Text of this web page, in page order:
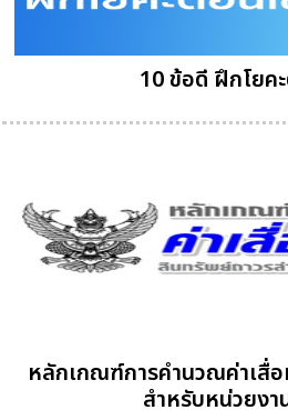
10 ข้อดี ฝึกโยค
หลักเกณฑ์การคำนวณค่าเสื่
สำหรับหน่วยงา